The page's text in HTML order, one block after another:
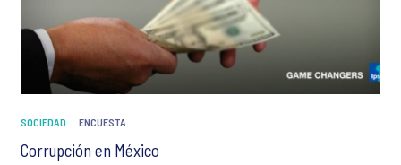
SOCIEDAD ENCUESTA
Corrupción en México